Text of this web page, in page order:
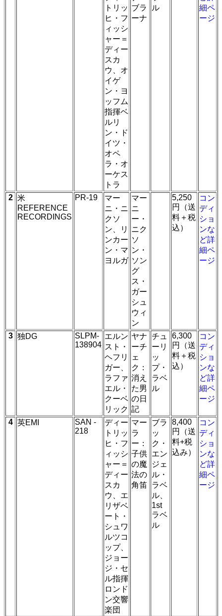
トリッ
ヒ・フ
ィッシ
ャー＝
ディー
スカ
ウ、オ
イゲ
ン・ヨ
ッフム
指揮ベ
ルリ
ン・ド
イツ・
オペ
ラ・オ
ーケス
トラ
ブラ
ーナ
ル
細ペ
ージ
2 米
REFERENCE
RECORDINGS
PR-19
マー
ニ・ニ
クソ
ン、リ
ンカー
ン・マ
ヨルガ
マー
ニ
ー・
ニク
ソ
ン・
ソン
グ
ス・
ガー
シュ
ウィ
ン
5,250
円（送
料＋税
込）
コン
ディ
ショ
ンな
ど詳
細ペ
ージ
3 独DG
SLPM-
138904
エルン
スト・
ヘフリ
ガー、
ラファ
エル・
クーベ
リック
ヤナ
ーチ
ェ
ク：
消え
た男
の日
記
チュ
ーリ
ッ
プ・
ラベ
ル
6,300
円（送
料＋税
込）
コン
ディ
ショ
ンな
ど詳
細ペ
ージ
4 英EMI
SAN -
218
ディー
トリッ
ヒ・フ
ィッシ
ャー＝
ディー
スカ
ウ、エ
リザベ
ート・
シュワ
ルツコ
ップ、
ジョー
ジ・セ
ル指揮
ロンド
ン交響
楽団
マー
ラ
ー：
子供
の魔
法の
角笛
ブラ
ッ
ク・
エン
ジェ
ル・
ラベ
ル、
1st
ラベ
ル
8,400
円（送
料+税
込み）
コン
ディ
ショ
ンな
ど詳
細ペ
ージ